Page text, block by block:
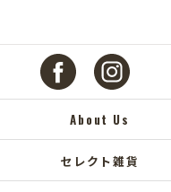
About Us
セレクト雑貨